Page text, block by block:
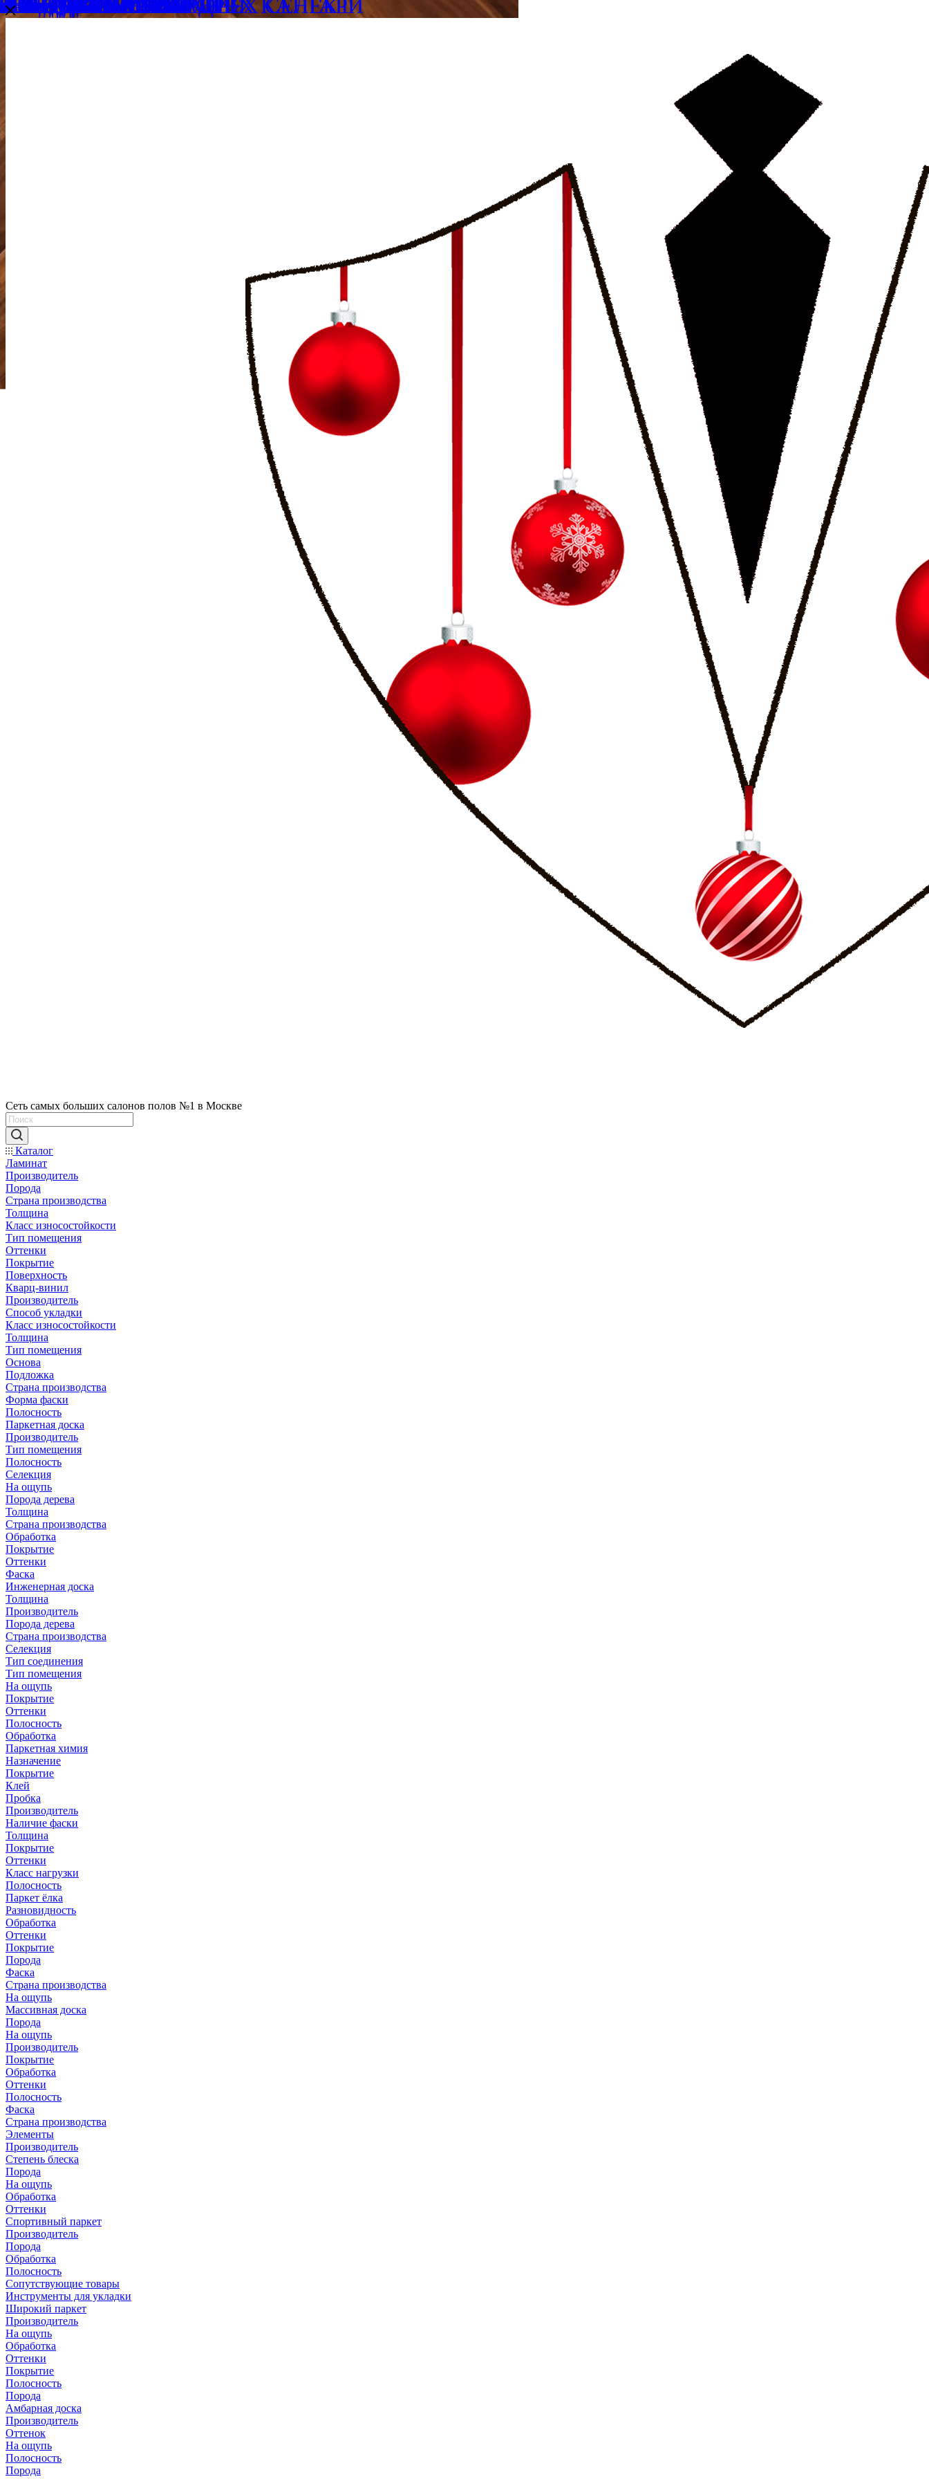
Сеть самых больших салонов полов №1 в Москве
Каталог
Ламинат
Производитель
Порода
Страна производства
Толщина
Класс износостойкости
Тип помещения
Оттенки
Покрытие
Поверхность
Кварц-винил
Производитель
Способ укладки
Класс износостойкости
Толщина
Тип помещения
Основа
Подложка
Страна производства
Форма фаски
Полосность
Паркетная доска
Производитель
Тип помещения
Полосность
Селекция
На ощупь
Порода дерева
Толщина
Страна производства
Обработка
Покрытие
Оттенки
Фаска
Инженерная доска
Толщина
Производитель
Порода дерева
Страна производства
Селекция
Тип соединения
Тип помещения
На ощупь
Покрытие
Оттенки
Полосность
Обработка
Паркетная химия
Назначение
Покрытие
Клей
Пробка
Производитель
Наличие фаски
Толщина
Покрытие
Оттенки
Класс нагрузки
Полосность
Паркет ёлка
Разновидность
Обработка
Оттенки
Покрытие
Порода
Фаска
Страна производства
На ощупь
Массивная доска
Порода
На ощупь
Производитель
Покрытие
Обработка
Оттенки
Полосность
Фаска
Страна производства
Элементы
Производитель
Степень блеска
Порода
На ощупь
Обработка
Оттенки
Спортивный паркет
Производитель
Порода
Обработка
Полосность
Сопутствующие товары
Инструменты для укладки
Широкий паркет
Производитель
На ощупь
Обработка
Оттенки
Покрытие
Полосность
Порода
Амбарная доска
Производитель
Оттенок
На ощупь
Полосность
Порода